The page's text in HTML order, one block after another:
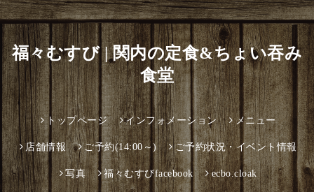
福々むすび | 関内の定食&ちょい吞み
食堂
トップページ インフォメーション メニュー
店舗情報 ご予約(14:00～) ご予約状況・イベント情報
写真 福々むすびfacebook ecbo.cloak